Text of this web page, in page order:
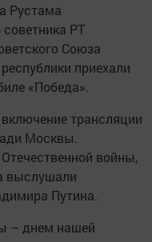
Рустама
РТ
Союза
приехали
«Победа».
трансляции
Москвы.
войны,
выслушали
Путина.
– днем нашей